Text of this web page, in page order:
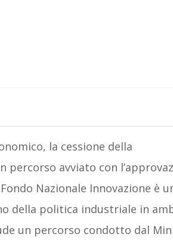
la cessione della
percorso avviato con
Nazionale Innovazione è
della politica industriale in
un percorso condotto dal